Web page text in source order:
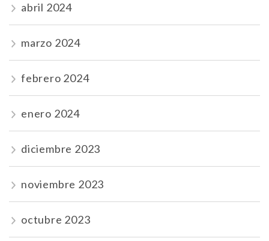
abril 2024
marzo 2024
febrero 2024
enero 2024
diciembre 2023
noviembre 2023
octubre 2023